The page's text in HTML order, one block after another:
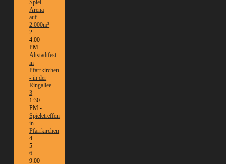
Spiel-
Arena
auf
2.000m²
2
4:00
PM -
Altstadtfest
in
Pfarrkirchen
- in der
Ringallee
3
1:30
PM -
Spieletreffen
in
Pfarrkirchen
4
5
6
9:00